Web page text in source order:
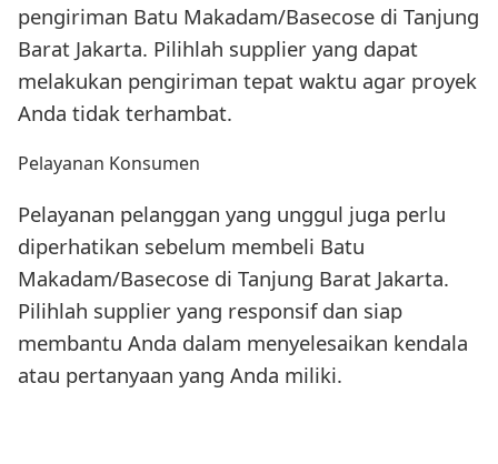
pengiriman Batu Makadam/Basecose di Tanjung
Barat Jakarta. Pilihlah supplier yang dapat
melakukan pengiriman tepat waktu agar proyek
Anda tidak terhambat.
Pelayanan Konsumen
Pelayanan pelanggan yang unggul juga perlu
diperhatikan sebelum membeli Batu
Makadam/Basecose di Tanjung Barat Jakarta.
Pilihlah supplier yang responsif dan siap
membantu Anda dalam menyelesaikan kendala
atau pertanyaan yang Anda miliki.